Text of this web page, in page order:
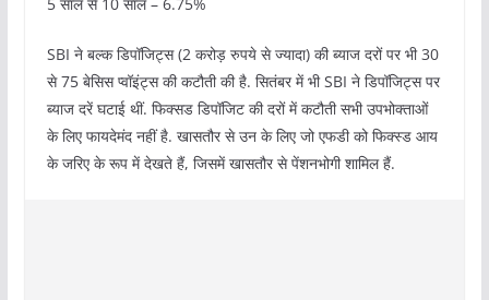
SBI ने बल्‍क डिपॉजिट्स (2 करोड़ रुपये से ज्‍यादा) की ब्‍याज दरों पर भी 30
से 75 बेसिस प्‍वॉइंट्स की कटौती की है. सितंबर में भी SBI ने डिपॉजिट्स पर
ब्‍याज दरें घटाई थीं. फिक्सड डिपॉजिट की दरों में कटौती सभी उपभोक्ताओं
के लिए फायदेमंद नहीं है. खासतौर से उन के लिए जो एफडी को फिक्स्ड आय
के जरिए के रूप में देखते हैं, जिसमें खासतौर से पेंशनभोगी शामिल हैं.